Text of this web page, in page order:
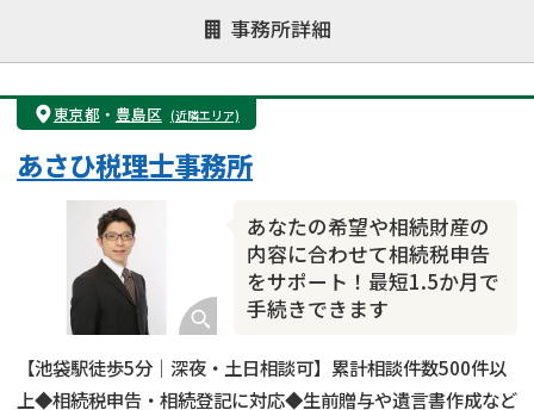
遺言書作成・遺言執行
相続放棄
相続登記
遺産分割
遺留分侵害額請求
相続税申告
相続手続き
銀行手続き
成年後見・任意後見
贈与税
相続人調査
相続トラブル
事務所詳細
東京都 ・ 豊島区 (近隣エリア)
あなたの希望や相続財産の
内容に合わせて相続税申告
をサポート！最短1.5か月で
手続きできます
あさひ税理士事務所
【池袋駅徒歩5分｜深夜・土日相談可】累計相談件数500件以
上◆相続税申告・相続登記に対応◆生前贈与や遺言書作成など